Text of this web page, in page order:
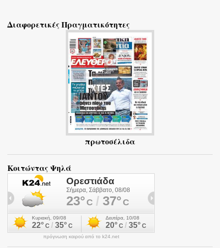
λ
Διαφορετικές Πραγματικότητες
πρωτοσέλιδα
Κοιτώντας Ψηλά
πρόγνωση καιρού από το k24.net